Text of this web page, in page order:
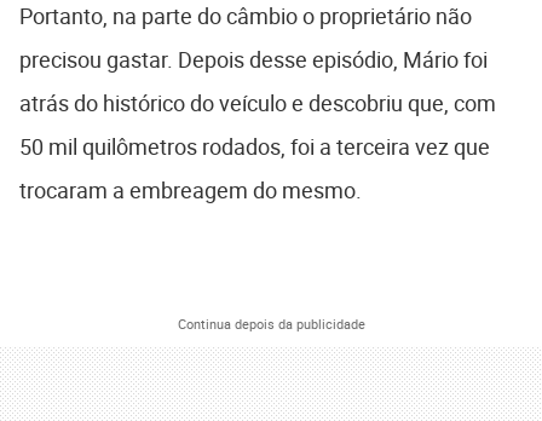
Portanto, na parte do câmbio o proprietário não
precisou gastar. Depois desse episódio, Mário foi
atrás do histórico do veículo e descobriu que, com
50 mil quilômetros rodados, foi a terceira vez que
trocaram a embreagem do mesmo.
Continua depois da publicidade